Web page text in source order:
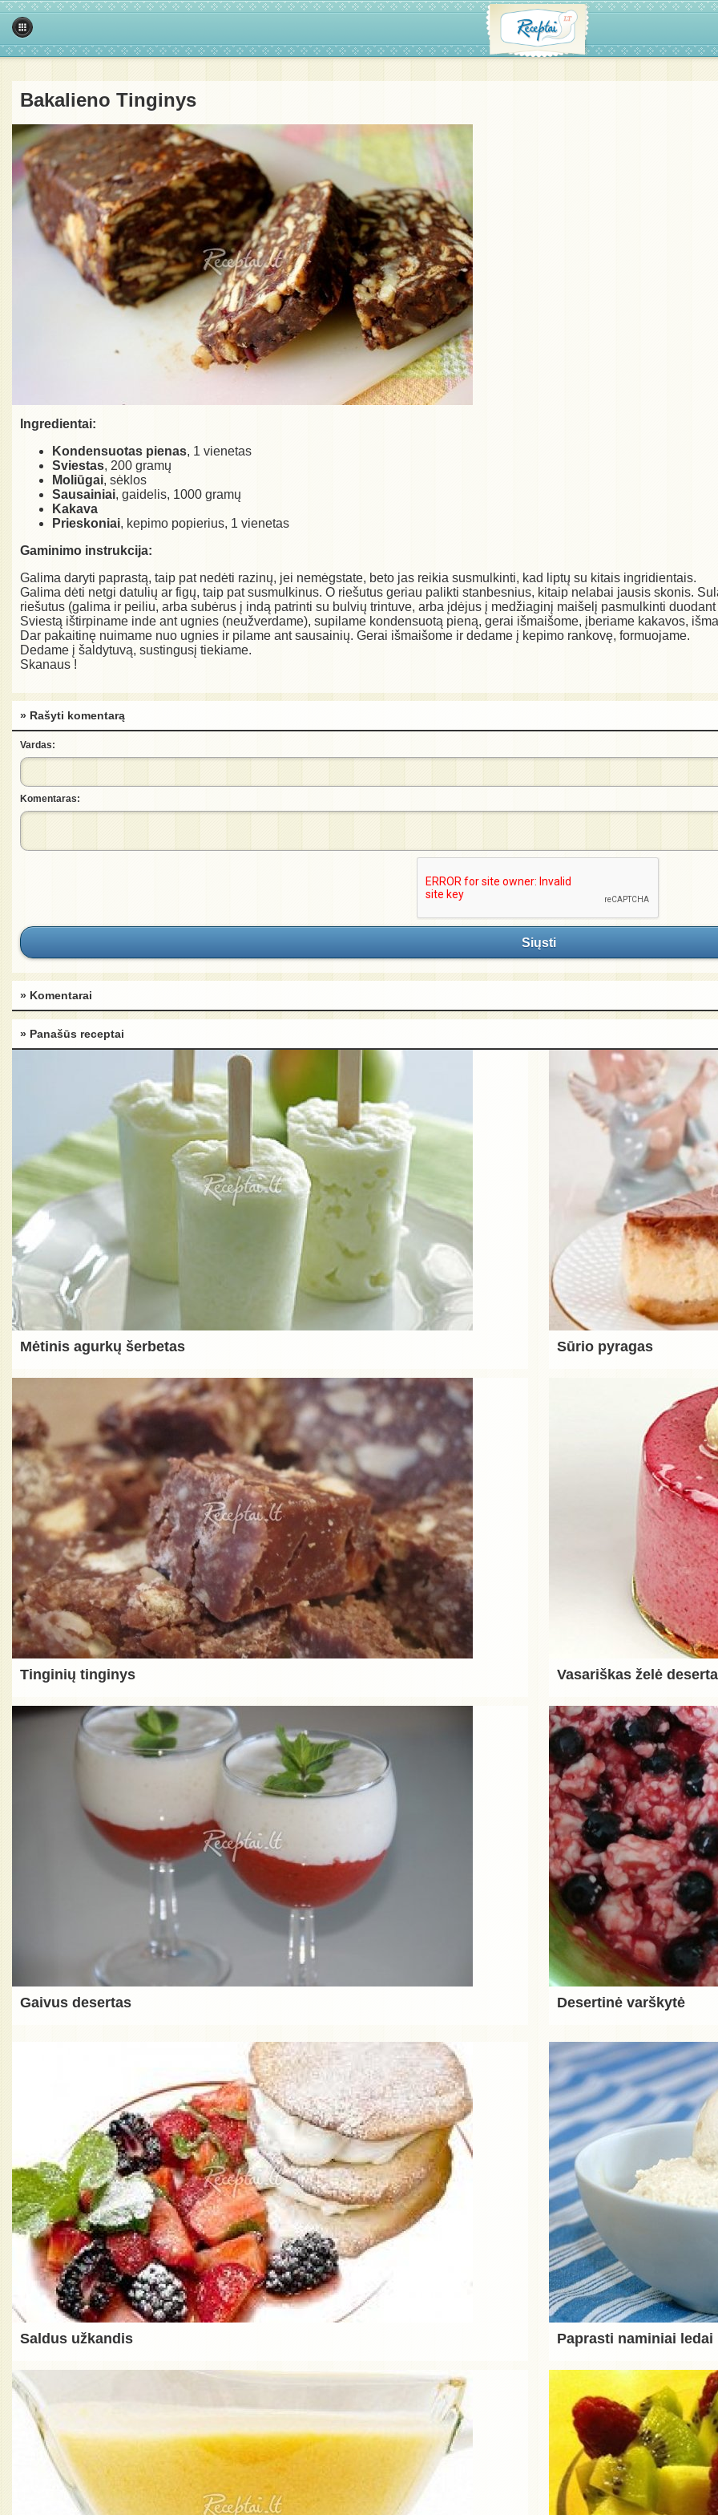
Bakalieno Tinginys
Ingredientai:
Kondensuotas pienas, 1 vienetas
Sviestas, 200 gramų
Moliūgai, sėklos
Sausainiai, gaidelis, 1000 gramų
Kakava
Prieskoniai, kepimo popierius, 1 vienetas
Gaminimo instrukcija:
Galima daryti paprastą, taip pat nedėti razinų, jei nemėgstate, beto jas reikia susmulkinti, kad liptų su kitais ingridientais.
Galima dėti netgi datulių ar figų, taip pat susmulkinus. O riešutus geriau palikti stanbesnius, kitaip nelabai jausis skonis.
riešutus (galima ir peiliu, arba subėrus į indą patrinti su bulvių trintuve, arba įdėjus į medžiaginį maišelį pasmulkinti
Sviestą ištirpiname inde ant ugnies (neužverdame), supilame kondensuotą pieną, gerai išmaišome, įberiame kakavos,
Dar pakaitinę nuimame nuo ugnies ir pilame ant sausainių. Gerai išmaišome ir dedame į kepimo rankovę, formuojame.
Dedame į šaldytuvą, sustingusį tiekiame.
Skanaus !
» Rašyti komentarą
Vardas:
Komentaras:
Siųsti
» Komentarai
» Panašūs receptai
Mėtinis agurkų šerbetas Sūrio pyragas
Tinginių tinginys Vasariškas želė
Gaivus desertas Desertinė varškytė
Saldus užkandis Paprasti naminiai ledai